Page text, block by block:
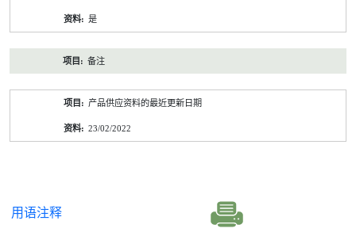
是
备注
产品供应资料的最近更新日期
23/02/2022
用语注释